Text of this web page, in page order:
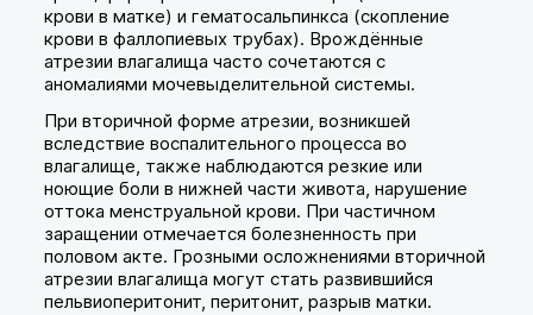
крови в матке) и гематосальпинкса (скопление
крови в фаллопиевых трубах). Врождённые
атрезии влагалища часто сочетаются с
аномалиями мочевыделительной системы.
При вторичной форме атрезии, возникшей
вследствие воспалительного процесса во
влагалище, также наблюдаются резкие или
ноющие боли в нижней части живота, нарушение
оттока менструальной крови. При частичном
заращении отмечается болезненность при
половом акте. Грозными осложнениями вторичной
атрезии влагалища могут стать развившийся
пельвиоперитонит, перитонит, разрыв матки.